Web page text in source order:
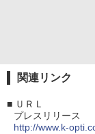
関連リンク
■ ＵＲＬ
プレスリリース
http://www.k-